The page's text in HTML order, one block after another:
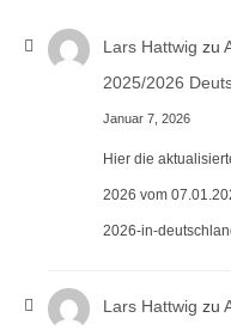
Lars Hattwig zu
2025/2026
Januar 7, 2026
Hier die
2026 vom
2026-in-
Lars Hattwig zu